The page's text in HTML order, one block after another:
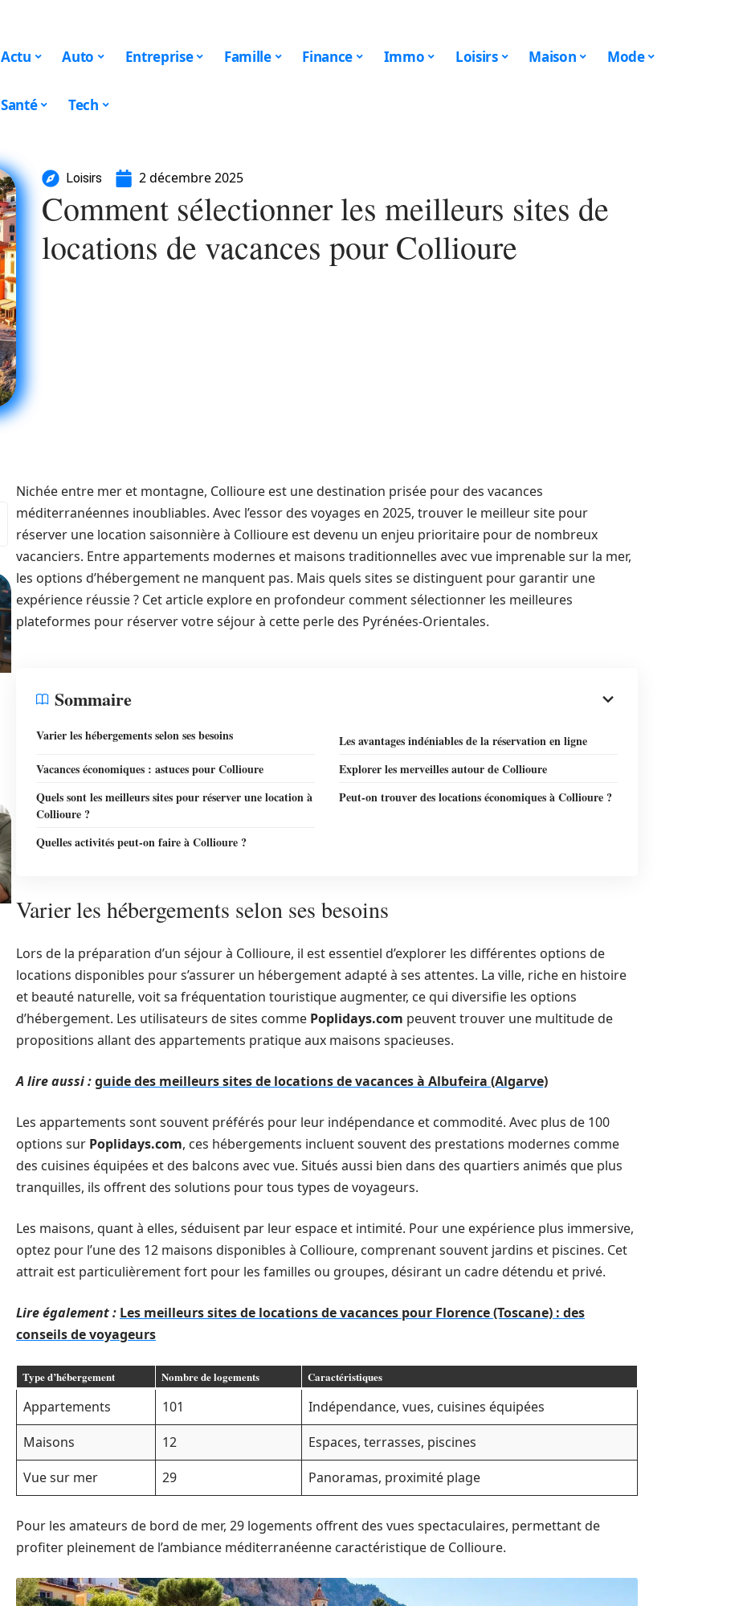
Actu Auto Entreprise Famille Finance Immo Loisirs Maison Mode
Santé Tech
Loisirs 2 décembre 2025
Comment sélectionner les meilleurs sites de
locations de vacances pour Collioure
Nichée entre mer et montagne, Collioure est une destination prisée pour des vacances
méditerranéennes inoubliables. Avec l’essor des voyages en 2025, trouver le meilleur site pour
réserver une location saisonnière à Collioure est devenu un enjeu prioritaire pour de nombreux
vacanciers. Entre appartements modernes et maisons traditionnelles avec vue imprenable sur la mer,
les options d’hébergement ne manquent pas. Mais quels sites se distinguent pour garantir une
expérience réussie ? Cet article explore en profondeur comment sélectionner les meilleures
plateformes pour réserver votre séjour à cette perle des Pyrénées-Orientales.
Sommaire
Varier les hébergements selon ses besoins
Les avantages indéniables de la réservation en ligne
Vacances économiques : astuces pour Collioure
Explorer les merveilles autour de Collioure
Quels sont les meilleurs sites pour réserver une location à
Collioure ?
Peut-on trouver des locations économiques à Collioure ?
Quelles activités peut-on faire à Collioure ?
Varier les hébergements selon ses besoins
Lors de la préparation d’un séjour à Collioure, il est essentiel d’explorer les différentes options de
locations disponibles pour s’assurer un hébergement adapté à ses attentes. La ville, riche en histoire
et beauté naturelle, voit sa fréquentation touristique augmenter, ce qui diversifie les options
d’hébergement. Les utilisateurs de sites comme Poplidays.com peuvent trouver une multitude de
propositions allant des appartements pratique aux maisons spacieuses.
A lire aussi :guide des meilleurs sites de locations de vacances à Albufeira (Algarve)
Les appartements sont souvent préférés pour leur indépendance et commodité. Avec plus de 100
options sur Poplidays.com, ces hébergements incluent souvent des prestations modernes comme
des cuisines équipées et des balcons avec vue. Situés aussi bien dans des quartiers animés que plus
tranquilles, ils offrent des solutions pour tous types de voyageurs.
Les maisons, quant à elles, séduisent par leur espace et intimité. Pour une expérience plus immersive,
optez pour l’une des 12 maisons disponibles à Collioure, comprenant souvent jardins et piscines. Cet
attrait est particulièrement fort pour les familles ou groupes, désirant un cadre détendu et privé.
Lire également : Les meilleurs sites de locations de vacances pour Florence (Toscane) : des
conseils de voyageurs
Type d’hébergement Nombre de logements Caractéristiques
Appartements 101
Indépendance, vues, cuisines équipées
Maisons
12
Espaces, terrasses, piscines
Vue sur mer
29 Panoramas, proximité plage
Pour les amateurs de bord de mer, 29 logements offrent des vues spectaculaires, permettant de
profiter pleinement de l’ambiance méditerranéenne caractéristique de Collioure.